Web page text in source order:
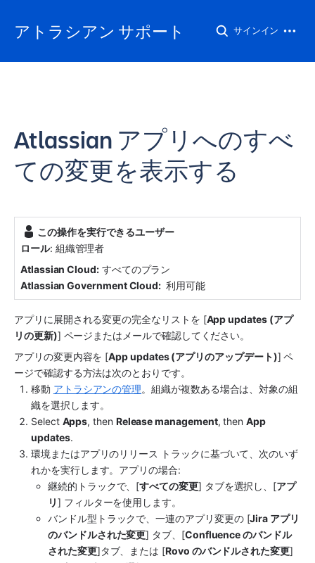
アトラシアン サポート サインイン
Atlassian アプリへのすべ
ての変更を表示する
この操作を実行できるユーザー
ロール: 組織管理者
Atlassian Cloud: すべてのプラン
Atlassian Government Cloud: 利用可能
アプリ に展開される変更の完全なリストを [App updates (アプ
リの更新)] ページまたはメールで確認してください。
アプリの変更内容を [App updates (アプリのアップデート)] ペ
ージで確認する方法は次のとおりです。
移動 アトラシアンの管理。組織が複数ある場合は、対象の組
織を選択します。
Select Apps, then Release management, then App
updates.
環境またはアプリのリリース トラックに基づいて、次のいず
れかを実行します。 アプリの場合:
継続的トラックで、[すべての変更] タブを選択し、[アプ
リ] フィルターを使用します。
バンドル型トラックで、一連のアプリ変更の [Jira アプリ
のバンドルされた変更] タブ、[Confluence のバンドル
された変更]タブ、または [Rovo のバンドルされた変更]